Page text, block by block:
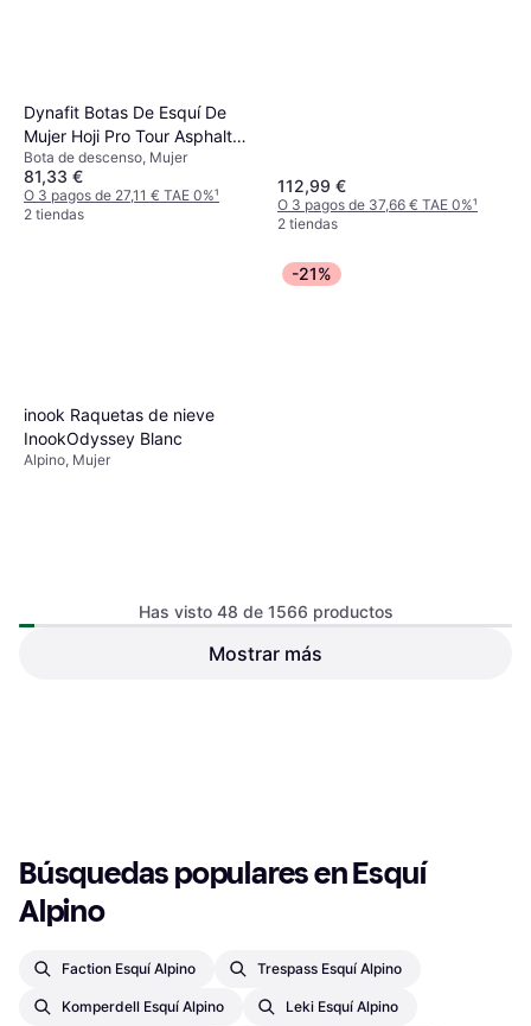
Dynafit Botas De Esquí De
Mujer Hoji Pro Tour Asphalt
Hibiscus 24.0
Bota de descenso, Mujer
81,33 €
O 3 pagos de 27,11 € TAE 0%¹
2 tiendas
112,99 €
O 3 pagos de 37,66 € TAE 0%¹
2 tiendas
inook Raquetas de nieve
InookOdyssey Blanc
Alpino, Mujer
-21%
Scott Bastones Trail Running
Has visto 48 de 1566 productos
Mostrar más
Búsquedas populares en Esquí
Alpino
Faction Esquí Alpino Trespass Esquí Alpino
Komperdell Esquí Alpino Leki Esquí Alpino